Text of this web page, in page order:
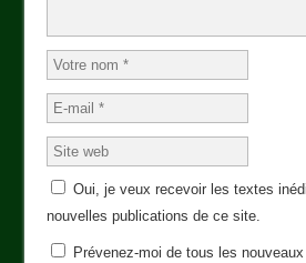
Oui, je veux recevoir les textes
nouvelles publications de ce site.
Prévenez-moi de tous les